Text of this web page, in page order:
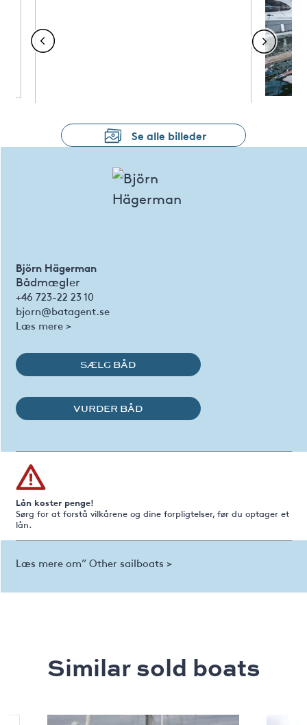
Se alle billeder
Björn Hägerman
Bådmægler
+46 723-22 23 10
bjorn@batagent.se
Læs mere >
SÆLG BÅD
VURDER BÅD
Lån koster penge!
Sørg for at forstå vilkårene og dine forpligtelser, før du optager et
lån.
Læs mere om” Other sailboats >
Similar sold boats